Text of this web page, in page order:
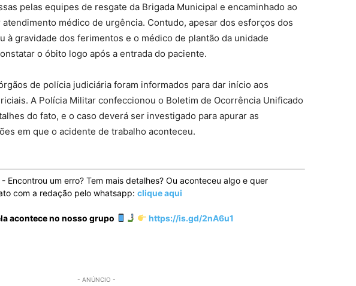
pelas equipes de resgate da Brigada Municipal e encaminhado ao
médico de urgência. Contudo, apesar dos esforços dos
à gravidade dos ferimentos e o médico de plantão da unidade
o óbito logo após a entrada do paciente.
de polícia judiciária foram informados para dar início aos
A Polícia Militar confeccionou o Boletim de Ocorrência Unificado
do fato, e o caso deverá ser investigado para apurar as
em que o acidente de trabalho aconteceu.
- Encontrou um erro? Tem mais detalhes? Ou aconteceu algo e quer
com a redação pelo whatsapp: clique aqui
acontece no nosso grupo https://is.gd/2nA6u1
- ANÚNCIO -